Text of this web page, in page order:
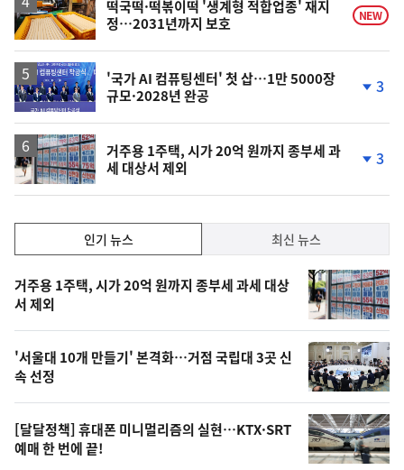
떡국떡·떡볶이떡 '생계형 적합업종' 재지
정…2031년까지 보호
NEW
'국가 AI 컴퓨팅센터' 첫 삽…1만 5000장
규모·2028년 완공
3
거주용 1주택, 시가 20억 원까지 종부세 과
세 대상서 제외
락
3
기,
최
신,
오
늘
의
영
상
인기 뉴스 최신 뉴스
기
뉴
스
거주용 1주택, 시가 20억 원까지 종부세 과세 대상
서 제외
'서울대 10개 만들기' 본격화…거점 국립대 3곳 신
속 선정
[달달정책] 휴대폰 미니멀리즘의 실현…KTX·SRT
예매 한 번에 끝!